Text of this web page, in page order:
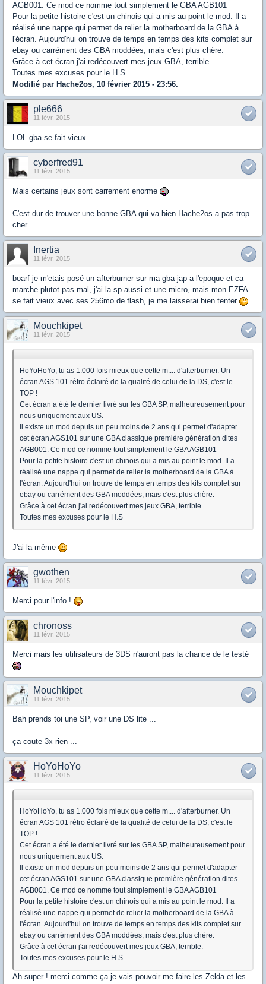
AGB001. Ce mod ce nomme tout simplement le GBA AGB101
Pour la petite histoire c'est un chinois qui a mis au point le mod. Il a
réalisé une nappe qui permet de relier la motherboard de la GBA à
l'écran. Aujourd'hui on trouve de temps en temps des kits complet sur
ebay ou carrément des GBA moddées, mais c'est plus chère.
Grâce à cet écran j'ai redécouvert mes jeux GBA, terrible.
Toutes mes excuses pour le H.S
Modifié par Hache2os, 10 février 2015 - 23:56.
ple666
11 févr. 2015
LOL gba se fait vieux
cyberfred91
11 févr. 2015
Mais certains jeux sont carrement enorme
C'est dur de trouver une bonne GBA qui va bien Hache2os a pas trop
cher.
Inertia
11 févr. 2015
boarf je m'etais posé un afterburner sur ma gba jap a l'epoque et ca
marche plutot pas mal, j'ai la sp aussi et une micro, mais mon EZFA
se fait vieux avec ses 256mo de flash, je me laisserai bien tenter
Mouchkipet
11 févr. 2015
HoYoHoYo, tu as 1.000 fois mieux que cette m.... d'afterburner. Un
écran AGS 101 rétro éclairé de la qualité de celui de la DS, c'est le
TOP !
Cet écran a été le dernier livré sur les GBA SP, malheureusement pour
nous uniquement aux US.
Il existe un mod depuis un peu moins de 2 ans qui permet d'adapter
cet écran AGS101 sur une GBA classique première génération dites
AGB001. Ce mod ce nomme tout simplement le GBA AGB101
Pour la petite histoire c'est un chinois qui a mis au point le mod. Il a
réalisé une nappe qui permet de relier la motherboard de la GBA à
l'écran. Aujourd'hui on trouve de temps en temps des kits complet sur
ebay ou carrément des GBA moddées, mais c'est plus chère.
Grâce à cet écran j'ai redécouvert mes jeux GBA, terrible.
Toutes mes excuses pour le H.S
J'ai la même
gwothen
11 févr. 2015
Merci pour l'info !
chronoss
11 févr. 2015
Merci mais les utilisateurs de 3DS n'auront pas la chance de le testé
Mouchkipet
11 févr. 2015
Bah prends toi une SP, voir une DS lite ...
ça coute 3x rien ...
HoYoHoYo
11 févr. 2015
HoYoHoYo, tu as 1.000 fois mieux que cette m.... d'afterburner. Un
écran AGS 101 rétro éclairé de la qualité de celui de la DS, c'est le
TOP !
Cet écran a été le dernier livré sur les GBA SP, malheureusement pour
nous uniquement aux US.
Il existe un mod depuis un peu moins de 2 ans qui permet d'adapter
cet écran AGS101 sur une GBA classique première génération dites
AGB001. Ce mod ce nomme tout simplement le GBA AGB101
Pour la petite histoire c'est un chinois qui a mis au point le mod. Il a
réalisé une nappe qui permet de relier la motherboard de la GBA à
l'écran. Aujourd'hui on trouve de temps en temps des kits complet sur
ebay ou carrément des GBA moddées, mais c'est plus chère.
Grâce à cet écran j'ai redécouvert mes jeux GBA, terrible.
Toutes mes excuses pour le H.S
Ah super ! merci comme ça je vais pouvoir me faire les Zelda et les